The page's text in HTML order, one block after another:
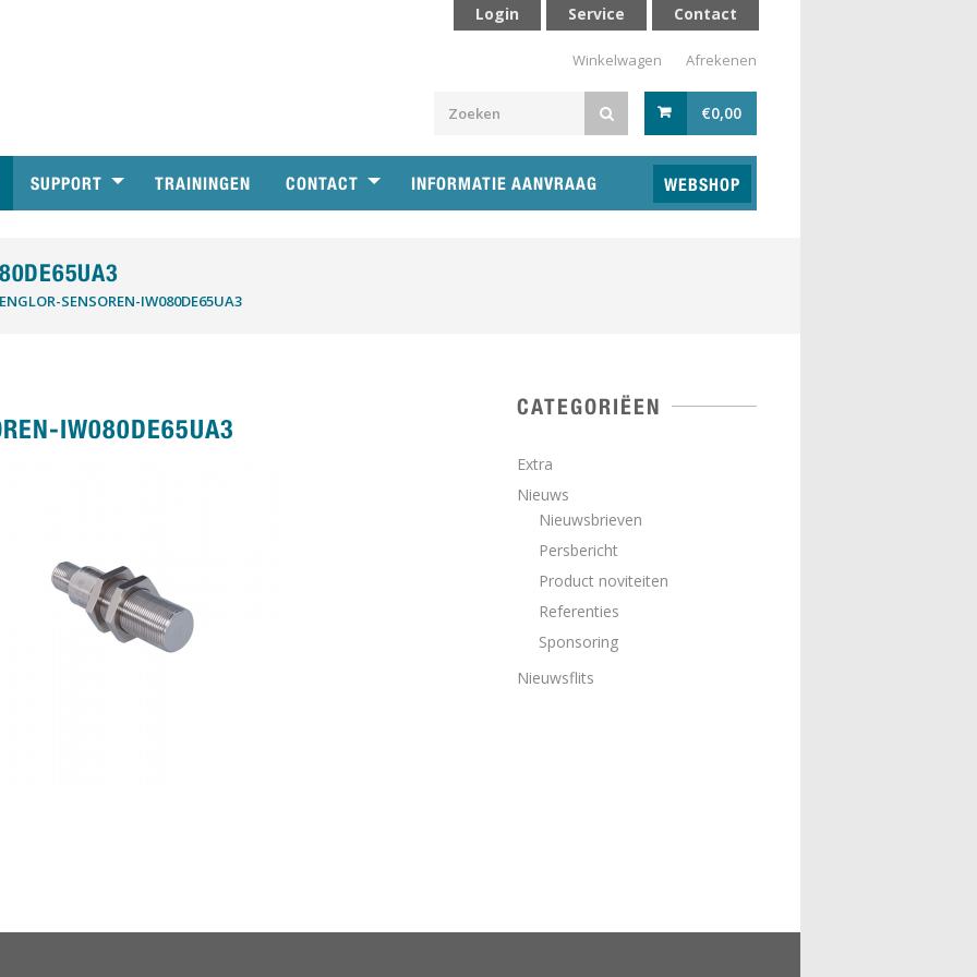
Contact
Service
Login
Winkelwagen Afrekenen
€0,00
SUPPORT TRAININGEN CONTACT INFORMATIE AANVRAAG WEBSHOP
SENSOREN-IW080DE65UA3
IW080DE65UA3
CATEGORIËEN
Extra
Nieuws
Nieuwsbrieven
Persbericht
Product noviteiten
Referenties
Sponsoring
Nieuwsflits